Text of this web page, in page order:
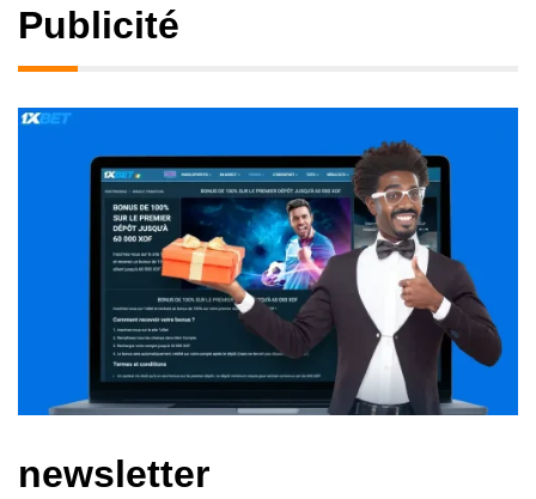
Publicité
newsletter